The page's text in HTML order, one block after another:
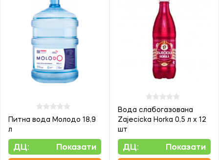
Питна вода Молодо 18,9
л
ДЦ: Показати
Вода слабогазована
Zajecicka Horka 0,5 л х 12
шт
ДЦ: Показати